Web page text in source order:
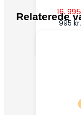
16.
995
Relaterede